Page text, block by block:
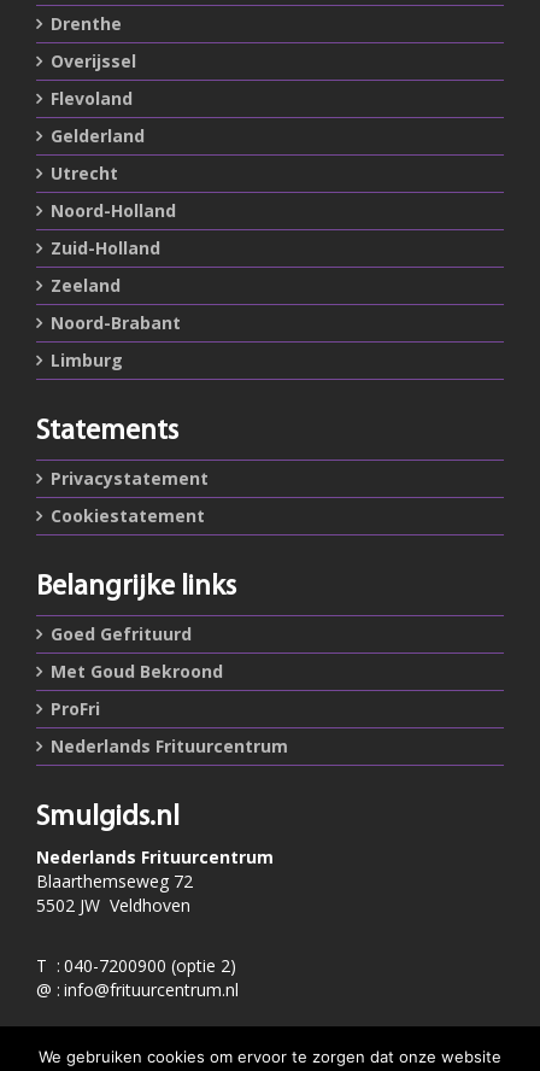
Drenthe
Overijssel
Flevoland
Gelderland
Utrecht
Noord-Holland
Zuid-Holland
Zeeland
Noord-Brabant
Limburg
Statements
Privacystatement
Cookiestatement
Belangrijke links
Goed Gefrituurd
Met Goud Bekroond
ProFri
Nederlands Frituurcentrum
Smulgids.nl
Nederlands Frituurcentrum
Blaarthemseweg 72
5502 JW Veldhoven
T : 040-7200900 (optie 2)
@ : info@frituurcentrum.nl
We gebruiken cookies om ervoor te zorgen dat onze website